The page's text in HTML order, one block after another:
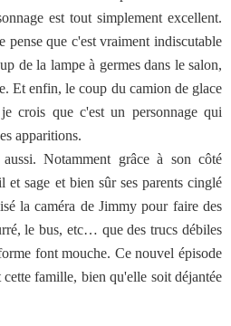
est tout simplement excellent.
pense que c'est vraiment indiscutable
de la lampe à germes dans le salon,
Et enfin, le coup du camion de glace
crois que c'est un personnage qui
apparitions.
Notamment grâce à son côté
et sage et bien sûr ses parents cinglé
la caméra de Jimmy pour faire des
le bus, etc… que des trucs débiles
font mouche. Ce nouvel épisode
famille, bien qu'elle soit déjantée